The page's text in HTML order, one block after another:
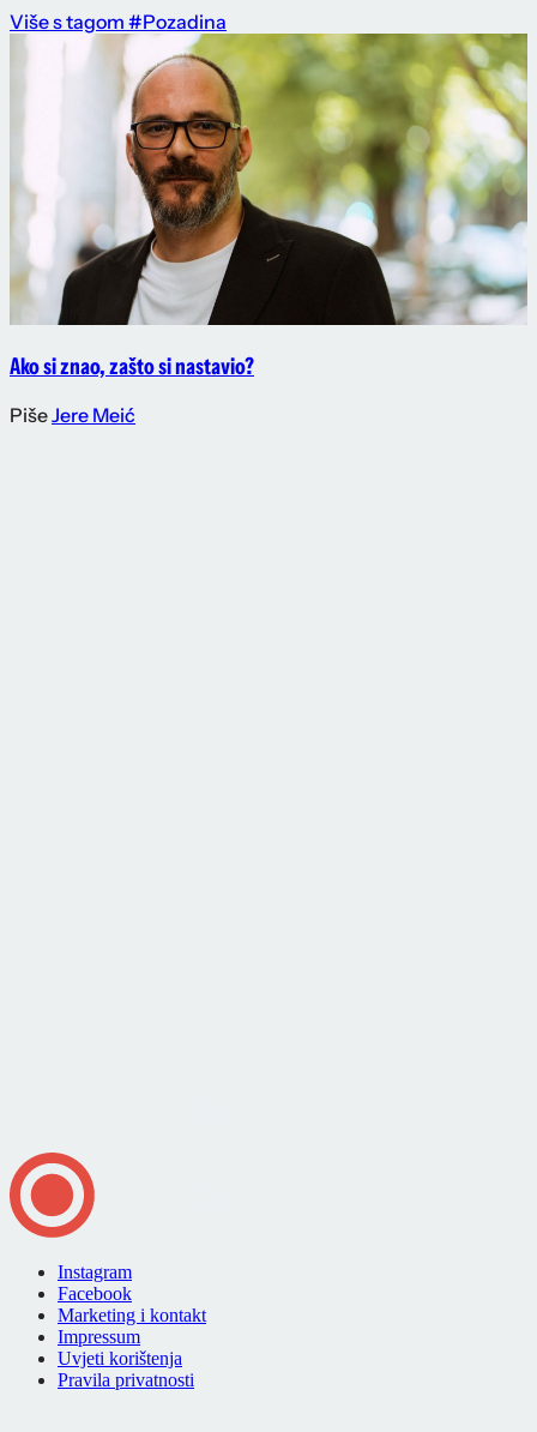
Više s tagom #Pozadina
Ako si znao, zašto si nastavio?
PišeJere Meić
Instagram
Facebook
Marketing i kontakt
Impressum
Uvjeti korištenja
Pravila privatnosti